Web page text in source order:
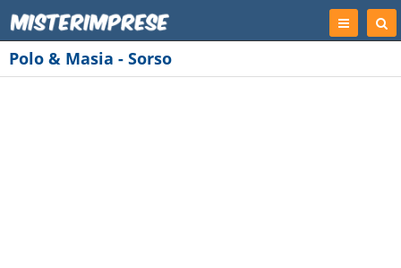
Registrati
Polo & Masia - Sorso